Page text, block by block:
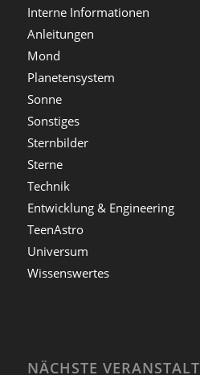
Interne Informationen
Anleitungen
Mond
Planetensystem
Sonne
Sonstiges
Sternbilder
Sterne
Technik
Entwicklung & Engineering
TeenAstro
Universum
Wissenswertes
NÄCHSTE